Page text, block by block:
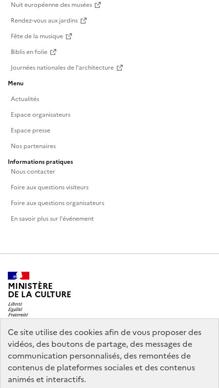
Ce site utilise des cookies afin de vous proposer des
vidéos, des boutons de partage, des messages de
communication personnalisés, des remontées de
contenus de plateformes sociales et des contenus
animés et interactifs.
Nuit européenne des musées
Rendez-vous aux jardins
Fête de la musique
Biblis en folie
Journées nationales de l'architecture
Menu
Actualités
Espace organisateurs
Espace presse
Nos partenaires
Informations pratiques
Nous contacter
Foire aux questions visiteurs
Foire aux questions organisateurs
En savoir plus sur l'événement
MINISTÈRE
DE LA CULTURE
legifrance.gouv.fr
info.gouv.fr
service-public.gouv.fr
data.gouv.fr